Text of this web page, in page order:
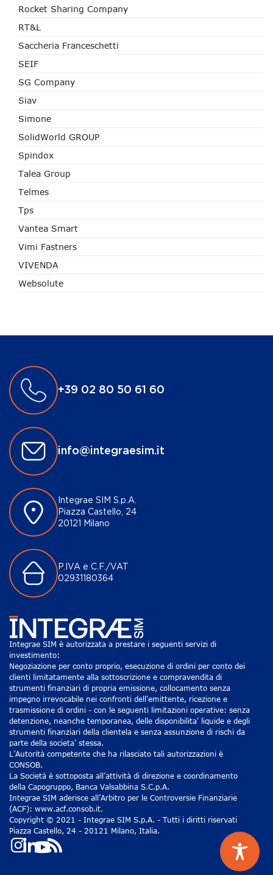
Rocket Sharing Company
RT&L
Saccheria Franceschetti
SEIF
SG Company
Siav
Simone
SolidWorld GROUP
Spindox
Talea Group
Telmes
Tps
Vantea Smart
Vimi Fastners
VIVENDA
Websolute
+39 02 80 50 61 60
info@integraesim.it
Integrae SIM S.p.A.
Piazza Castello, 24
20121 Milano
P.IVA e C.F./VAT
02931180364
Integrae SIM è autorizzata a prestare i seguenti servizi di
investimento:
Negoziazione per conto proprio, esecuzione di ordini per conto dei
clienti limitatamente alla sottoscrizione e compravendita di
strumenti finanziari di propria emissione, collocamento senza
impegno irrevocabile nei confronti dell'emittente, ricezione e
trasmissione di ordini - con le seguenti limitazioni operative: senza
detenzione, neanche temporanea, delle disponibilita' liquide e degli
strumenti finanziari della clientela e senza assunzione di rischi da
parte della societa' stessa.
L’Autorità competente che ha rilasciato tali autorizzazioni è
CONSOB.
La Società è sottoposta all’attività di direzione e coordinamento
della Capogruppo, Banca Valsabbina S.C.p.A.
Integrae SIM aderisce all’Arbitro per le Controversie Finanziarie
(ACF): www.acf.consob.it.
Copyright © 2021 - Integrae SIM S.p.A. - Tutti i diritti riservati
Piazza Castello, 24 - 20121 Milano, Italia.